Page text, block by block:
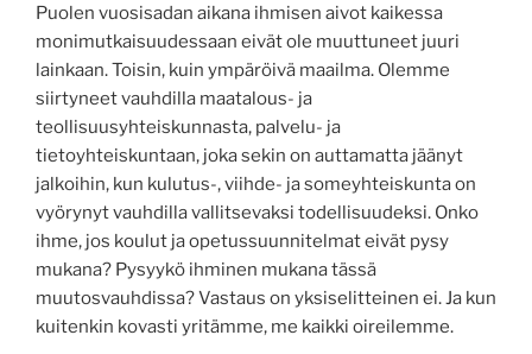
Puolen vuosisadan aikana ihmisen aivot kaikessa
monimutkaisuudessaan eivät ole muuttuneet juuri
lainkaan. Toisin, kuin ympäröivä maailma. Olemme
siirtyneet vauhdilla maatalous- ja
teollisuusyhteiskunnasta, palvelu- ja
tietoyhteiskuntaan, joka sekin on auttamatta jäänyt
jalkoihin, kun kulutus-, viihde- ja someyhteiskunta on
vyörynyt vauhdilla vallitsevaksi todellisuudeksi. Onko
ihme, jos koulut ja opetussuunnitelmat eivät pysy
mukana? Pysyykö ihminen mukana tässä
muutosvauhdissa? Vastaus on yksiselitteinen ei. Ja kun
kuitenkin kovasti yritämme, me kaikki oireilemme.